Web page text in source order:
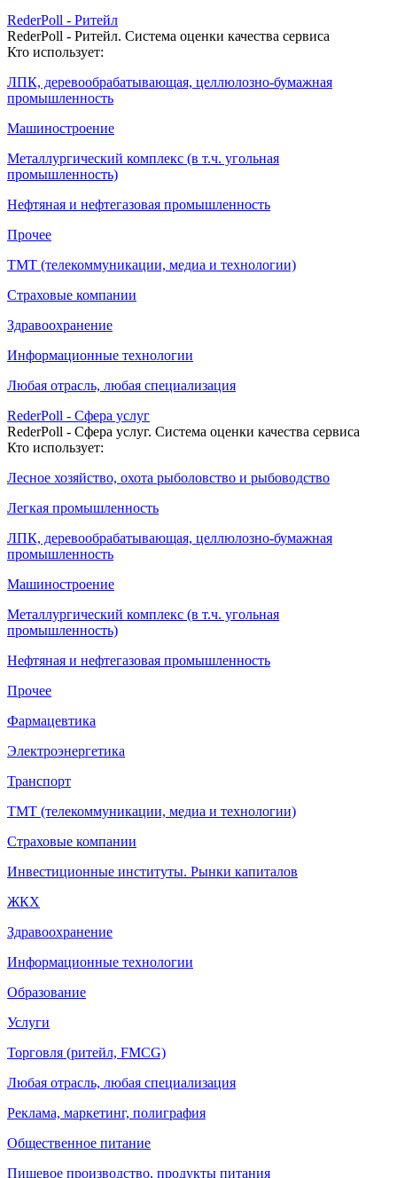
RederPoll - Ритейл
RederPoll - Ритейл. Система оценки качества сервиса
Кто использует:
ЛПК, деревообрабатывающая, целлюлозно-бумажная
промышленность
Машиностроение
Металлургический комплекс (в т.ч. угольная
промышленность)
Нефтяная и нефтегазовая промышленность
Прочее
ТМТ (телекоммуникации, медиа и технологии)
Страховые компании
Здравоохранение
Информационные технологии
Любая отрасль, любая специализация
RederPoll - Сфера услуг
RederPoll - Сфера услуг. Система оценки качества сервиса
Кто использует:
Лесное хозяйство, охота рыболовство и рыбоводство
Легкая промышленность
ЛПК, деревообрабатывающая, целлюлозно-бумажная
промышленность
Машиностроение
Металлургический комплекс (в т.ч. угольная
промышленность)
Нефтяная и нефтегазовая промышленность
Прочее
Фармацевтика
Электроэнергетика
Транспорт
ТМТ (телекоммуникации, медиа и технологии)
Страховые компании
Инвестиционные институты. Рынки капиталов
ЖКХ
Здравоохранение
Информационные технологии
Образование
Услуги
Торговля (ритейл, FMCG)
Любая отрасль, любая специализация
Реклама, маркетинг, полиграфия
Общественное питание
Пищевое производство, продукты питания